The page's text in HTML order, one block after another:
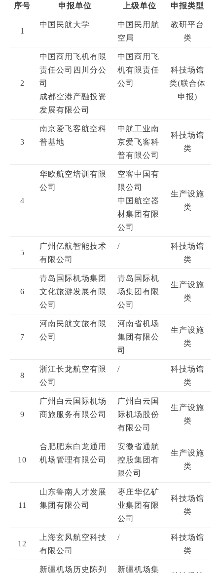
序号 申报单位 上级单位 申报类型
1
中国民航大学
中国民用航
空局
教研平台
类
2
中国商用飞机有限
责任公司四川分公
司
成都空港产融投资
发展有限公司
中国商用飞
机有限责任
公司
科技场馆
类(联合体
申报)
3
南京爱飞客航空科
普基地
中航工业南
京爱飞客科
普有限公司
科技场馆
类
4
华欧航空培训有限
公司
空客中国有
限公司
中国航空器
材集团有限
公司
生产设施
类
5
广州亿航智能技术
有限公司
/
科技场馆
类
6
青岛国际机场集团
文化旅游发展有限
公司
青岛国际机
场集团有限
公司
生产设施
类
7
河南民航文旅有限
公司
河南省机场
集团有限公
司
生产设施
类
8
浙江长龙航空有限
公司
/
科技场馆
类
9
广州白云国际机场
商旅服务有限公司
广州白云国
际机场股份
有限公司
生产设施
类
10
合肥肥东白龙通用
机场管理有限公司
安徽省通航
控股集团有
限公司
生产设施
类
11
山东鲁南人才发展
集团有限公司
枣庄华亿矿
业集团有限
公司
科技场馆
类
12
上海玄风航空科技
有限公司
/
科技场馆
类
新疆机场历史陈列 新疆机场集